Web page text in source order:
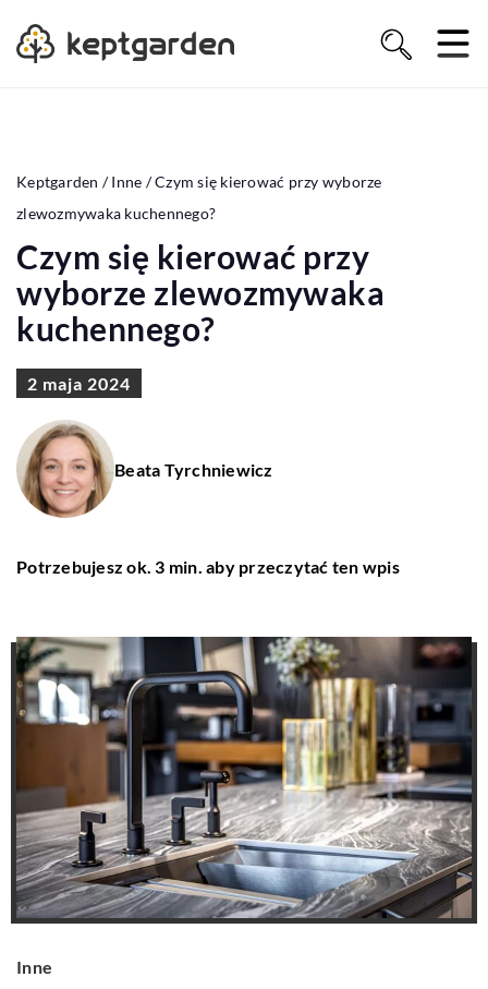
Keptgarden /Inne /Czym się kierować przy wyborze
zlewozmywaka kuchennego?
Czym się kierować przy
wyborze zlewozmywaka
kuchennego?
2 maja 2024
Beata Tyrchniewicz
Potrzebujesz ok. 3 min. aby przeczytać ten wpis
Inne